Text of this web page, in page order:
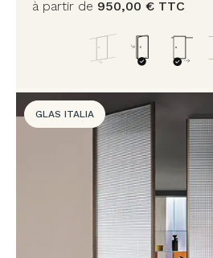
à partir de 950,00 € TTC
GLAS ITALIA